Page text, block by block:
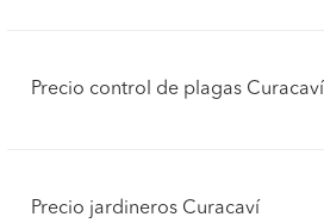
Precio control de plagas Curacaví
Precio jardineros Curacaví